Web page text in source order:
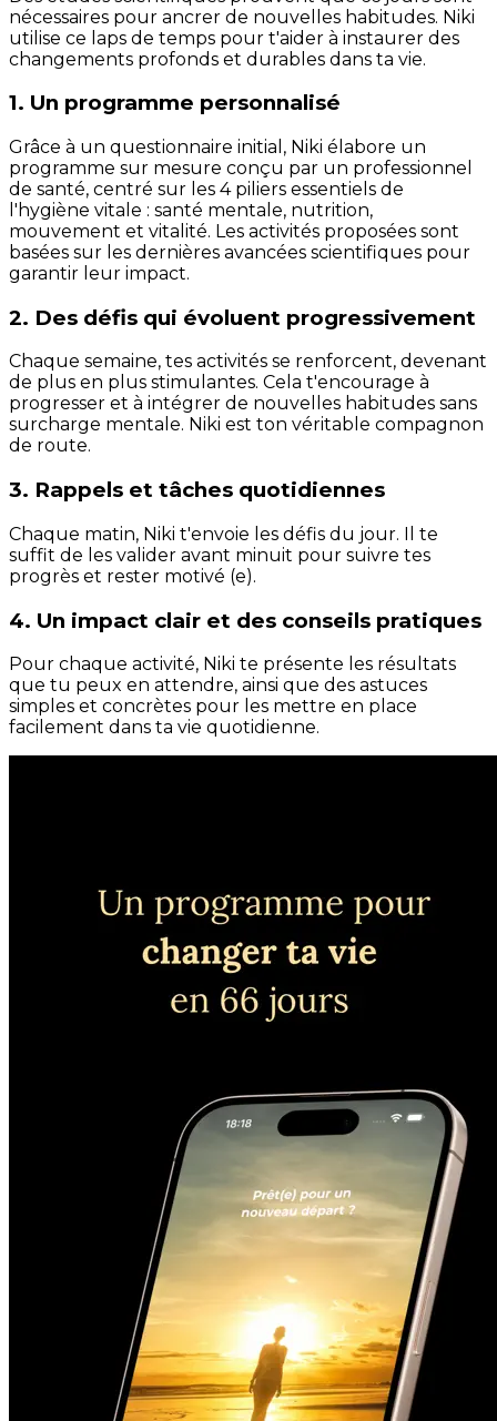
nécessaires pour ancrer de nouvelles habitudes. Niki
utilise ce laps de temps pour t'aider à instaurer des
changements profonds et durables dans ta vie.
1. Un programme personnalisé
Grâce à un questionnaire initial, Niki élabore un
programme sur mesure conçu par un professionnel
de santé, centré sur les 4 piliers essentiels de
l'hygiène vitale : santé mentale, nutrition,
mouvement et vitalité. Les activités proposées sont
basées sur les dernières avancées scientifiques pour
garantir leur impact.
2. Des défis qui évoluent progressivement
Chaque semaine, tes activités se renforcent, devenant
de plus en plus stimulantes. Cela t'encourage à
progresser et à intégrer de nouvelles habitudes sans
surcharge mentale. Niki est ton véritable compagnon
de route.
3. Rappels et tâches quotidiennes
Chaque matin, Niki t'envoie les défis du jour. Il te
suffit de les valider avant minuit pour suivre tes
progrès et rester motivé (e).
4. Un impact clair et des conseils pratiques
Pour chaque activité, Niki te présente les résultats
que tu peux en attendre, ainsi que des astuces
simples et concrètes pour les mettre en place
facilement dans ta vie quotidienne.